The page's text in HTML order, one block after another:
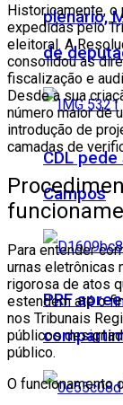
plenário,
de
CDL
Campos
PRF
Historicamente,
expedidas pelo
eleitoral. A
consolidou as
fiscalização e
Desde a sua
número maior de
introdução de
camadas de
Para entender
urnas eletrônicas
rigorosa de atos
estendem até o
nos Tribunais
públicos
público.
O funcionamento